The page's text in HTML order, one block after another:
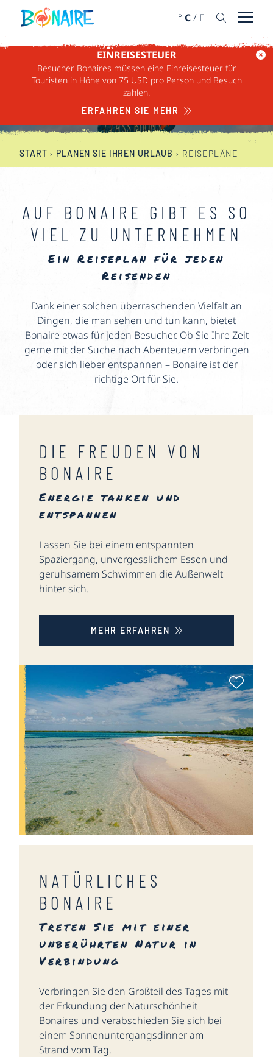
WEITER ZUM INHALT
° C/ F Menü
EINREISESTEUER
Besucher Bonaires müssen eine Einreisesteuer für
Touristen in Höhe von 75 USD pro Person und Besuch
zahlen.
ERFAHREN SIE MEHR
REISEPLÄNE
START › PLANEN SIE IHREN URLAUB › REISEPLÄNE
AUF BONAIRE GIBT ES SO
VIEL ZU UNTERNEHMEN
Ein Reiseplan für jeden
Reisenden
Dank einer solchen überraschenden Vielfalt an
Dingen, die man sehen und tun kann, bietet
Bonaire etwas für jeden Besucher. Ob Sie Ihre Zeit
gerne mit der Suche nach Abenteuern verbringen
oder sich lieber entspannen – Bonaire ist der
richtige Ort für Sie.
DIE FREUDEN VON
BONAIRE
Energie tanken und
entspannen
Lassen Sie bei einem entspannten
Spaziergang, unvergesslichem Essen und
geruhsamem Schwimmen die Außenwelt
hinter sich.
MEHR ERFAHREN
Als
NATÜRLICHES
BONAIRE
Treten Sie mit einer
unberührten Natur in
Verbindung
Verbringen Sie den Großteil des Tages mit
der Erkundung der Naturschönheit
Bonaires und verabschieden Sie sich bei
einem Sonnenuntergangsdinner am
Strand vom Tag.